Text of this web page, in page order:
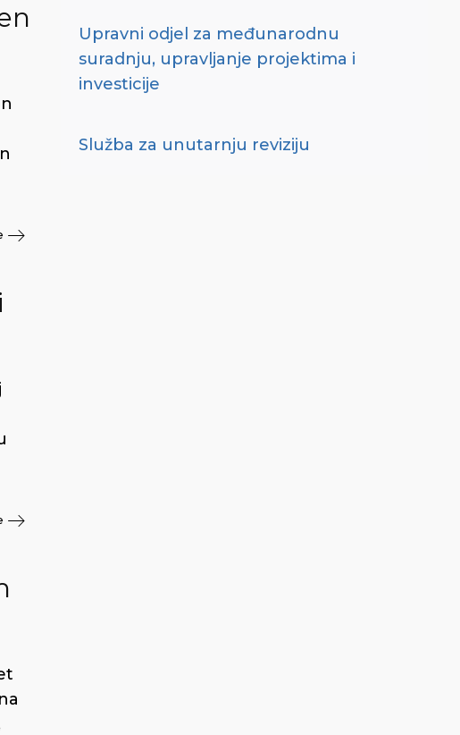
Upravni odjel za međunarodnu
suradnju, upravljanje projektima i
investicije
Služba za unutarnju reviziju